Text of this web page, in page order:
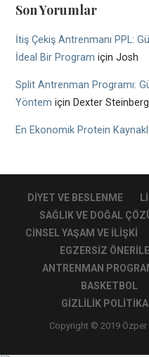
Son Yorumlar
İtiş Çekiş Antrenmanı PPL:
İdeal Bir Program içinJosh
Split Antrenman Programı:
Yöntem için Dexter Steinberg
En Ekonomik Protein
DIYET VE BESLENME
SAĞLIK VE DOĞAL
CINSEL YAŞAM VE İLIŞKI
EGZERSIZ
ANTRENMAN
BASKETBOL
GIZLILIK
Copyright © 2019 Özper